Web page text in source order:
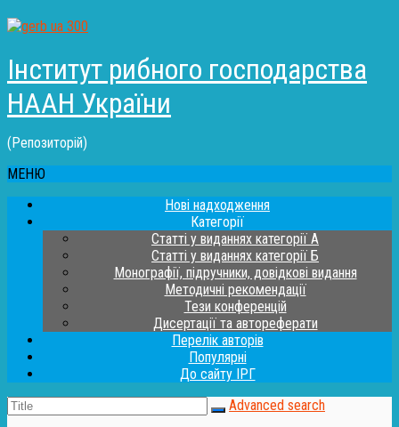
Інститут рибного господарства
НААН України
(Репозиторій)
МЕНЮ
Нові надходження
Категорії
Статті у виданнях категорії А
Статті у виданнях категорії Б
Монографії, підручники, довідкові видання
Методичні рекомендації
Тези конференцій
Дисертації та автореферати
Перелік авторів
Популярні
До сайту ІРГ
Advanced search